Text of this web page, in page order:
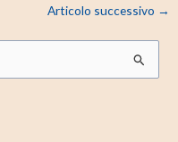
Articolo successivo →